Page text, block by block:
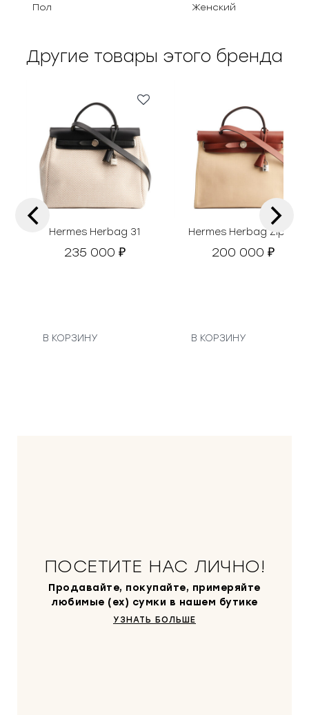
Пол
Женский
Другие товары этого бренда
Hermes Herbag 31
235 000 ₽
В КОРЗИНУ
Hermes Herbag Zip 31
200 000 ₽
В КОРЗИНУ
‹ ›
ПОСЕТИТЕ НАС ЛИЧНО!
Продавайте, покупайте, примеряйте
любимые (ex) сумки в нашем бутике
УЗНАТЬ БОЛЬШЕ